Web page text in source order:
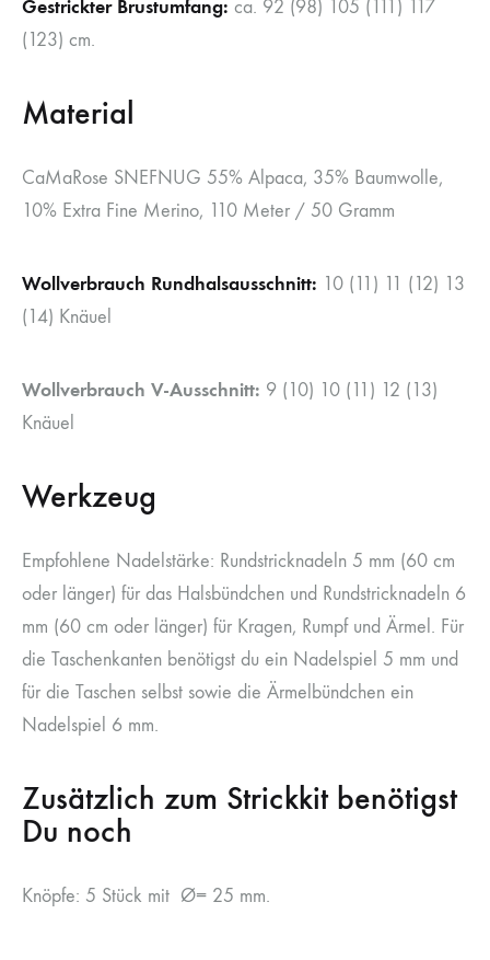
Gestrickter Brustumfang: ca. 92 (98) 105 (111) 117
(123) cm.
Material
CaMaRose SNEFNUG 55% Alpaca, 35% Baumwolle,
10% Extra Fine Merino, 110 Meter / 50 Gramm
Wollverbrauch Rundhalsausschnitt: 10 (11) 11 (12) 13
(14) Knäuel
Wollverbrauch V-Ausschnitt: 9 (10) 10 (11) 12 (13)
Knäuel
Werkzeug
Empfohlene Nadelstärke: Rundstricknadeln 5 mm (60 cm
oder länger) für das Halsbündchen und Rundstricknadeln 6
mm (60 cm oder länger) für Kragen, Rumpf und Ärmel. Für
die Taschenkanten benötigst du ein Nadelspiel 5 mm und
für die Taschen selbst sowie die Ärmelbündchen ein
Nadelspiel 6 mm.
Zusätzlich zum Strickkit benötigst
Du noch
Knöpfe: 5 Stück mit Ø= 25 mm.